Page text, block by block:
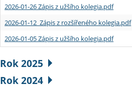
2026-01-26 Zápis z užšího kolegia.pdf
2026-01-12 Zápis z rozšířeného kolegia.pdf
2026-01-05 Zápis z užšího kolegia.pdf
Rok 2025
Rok 2024